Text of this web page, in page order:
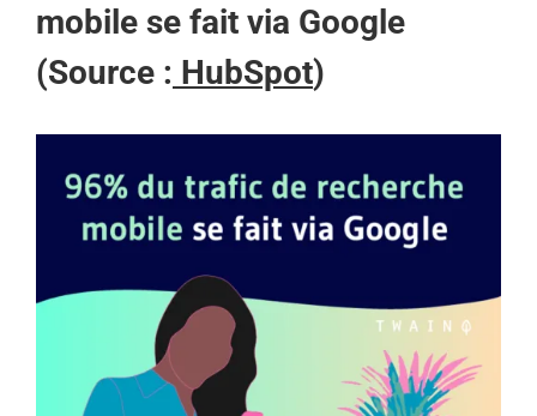
mobile se fait via Google
(Source : HubSpot)